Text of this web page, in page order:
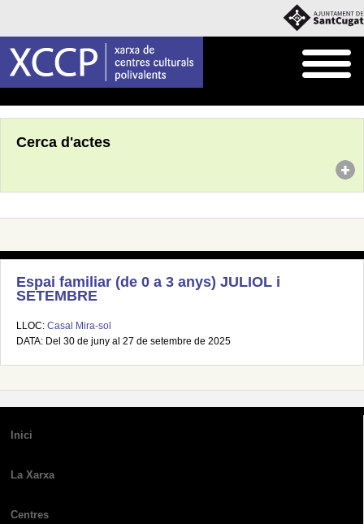
Cerca d'actes
Espai familiar (de 0 a 3 anys) JULIOL i
SETEMBRE
LLOC: Casal Mira-sol
DATA: Del 30 de juny al 27 de setembre de 2025
Inici
La Xarxa
Centres